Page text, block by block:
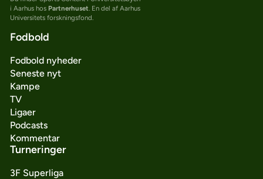
i Aarhus hos Partnerhuset. En del af Aarhus
Universitets forskningsfond.
Fodbold
Fodbold nyheder
Seneste nyt
Kampe
TV
Ligaer
Podcasts
Kommentar
Turneringer
3F Superliga